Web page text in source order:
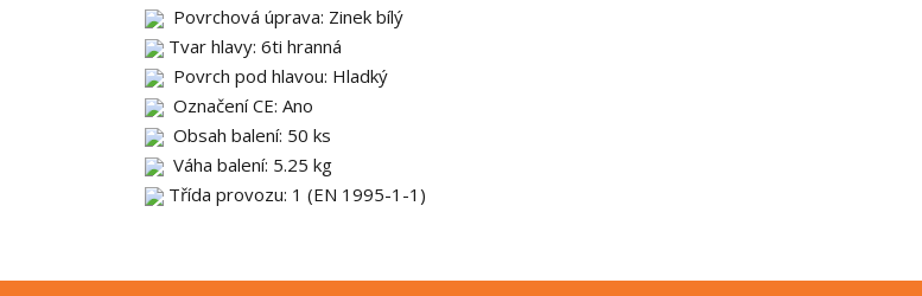
Povrchová úprava: Zinek bílý
Tvar hlavy: 6ti hranná
Povrch pod hlavou: Hladký
Označení CE: Ano
Obsah balení: 50 ks
Váha balení: 5.25 kg
Třída provozu: 1 (EN 1995-1-1)